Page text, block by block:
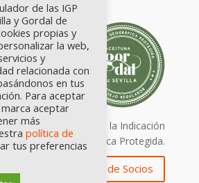
por Origen. Sellos de la Indicación
Geográfica Protegida.
Zona de Socios
de las IGP
y Gordal de
propias y
la web,
y
relacionada con
en tus
Para aceptar
aceptar
más
política de
tus preferencias